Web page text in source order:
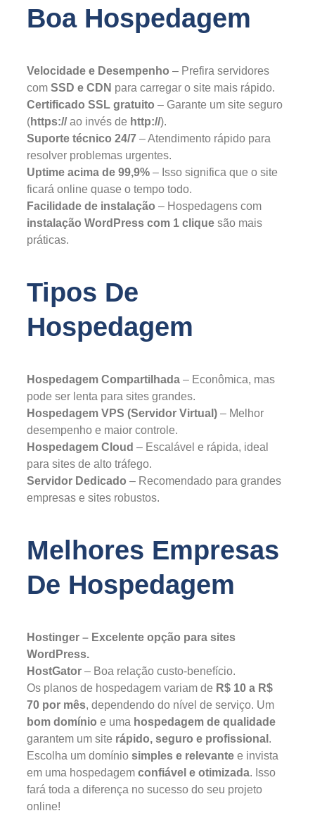
Boa Hospedagem
Velocidade e Desempenho – Prefira servidores
com SSD e CDN para carregar o site mais rápido.
Certificado SSL gratuito – Garante um site seguro
(https://ao invés de http://).
Suporte técnico 24/7 – Atendimento rápido para
resolver problemas urgentes.
Uptime acima de 99,9% – Isso significa que o site
ficará online quase o tempo todo.
Facilidade de instalação – Hospedagens com
instalação WordPress com 1 clique são mais
práticas.
Tipos De
Hospedagem
Hospedagem Compartilhada – Econômica, mas
pode ser lenta para sites grandes.
Hospedagem VPS (Servidor Virtual) – Melhor
desempenho e maior controle.
Hospedagem Cloud – Escalável e rápida, ideal
para sites de alto tráfego.
Servidor Dedicado – Recomendado para grandes
empresas e sites robustos.
Melhores Empresas
De Hospedagem
Hostinger – Excelente opção para sites
WordPress.
HostGator – Boa relação custo-benefício.
Os planos de hospedagem variam de R$ 10 a R$
70 por mês, dependendo do nível de serviço. Um
bom domínio e uma hospedagem de qualidade
garantem um site rápido, seguro e profissional .
Escolha um domínio simples e relevante e invista
em uma hospedagem confiável e otimizada. Isso
fará toda a diferença no sucesso do seu projeto
online!